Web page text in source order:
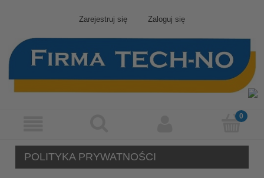
Zarejestruj się Zaloguj się
POLITYKA PRYWATNOŚCI